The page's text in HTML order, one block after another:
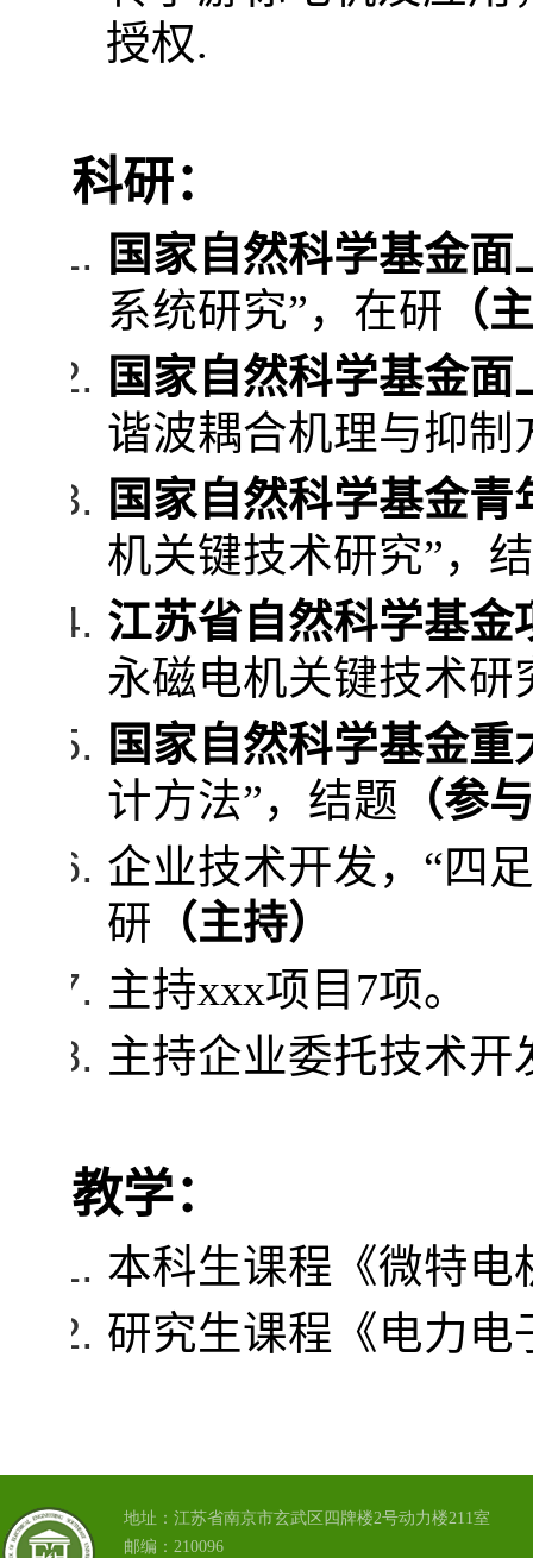
授权.
科研：
国家自然科学基金面
系统研究”，在研 （
国家自然科学基金面
谐波耦合机理与抑制
国家自然科学基金青
机关键技术研究”，
江苏省自然科学基金
永磁电机关键技术研
国家自然科学基金重
计方法”，结题 （参
企业技术开发，“四
研 （主持）
主持xxx项目 7项。
主持企业委托技术开
教学：
本科生课程《微特电
研究生课程《电力
地址：江苏省南京市玄武区四牌楼2号动力楼211室
邮编：210096